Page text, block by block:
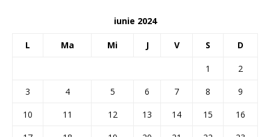
iunie 2024
L Ma Mi J V S D
1
2
3
4 5 6 7 8
9
10
11 12 13 14 15
16